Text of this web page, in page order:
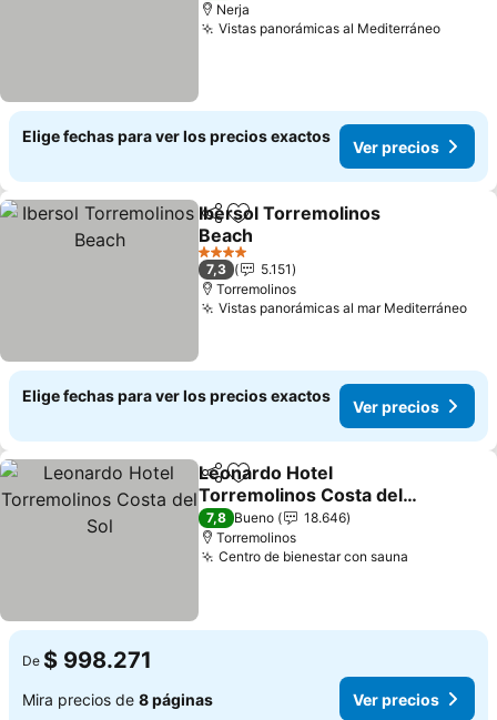
Nerja
Vistas panorámicas al Mediterráneo
Elige fechas para ver los precios exactos
Ver precios
CompartirAgregar a favoritos
Ibersol Torremolinos
Beach
4 Estrellas
7,3
5.151
Torremolinos
Vistas panorámicas al mar Mediterráneo
Elige fechas para ver los precios exactos
Ver precios
CompartirAgregar a favoritos
Leonardo Hotel
Torremolinos Costa del
Sol
7,8 Bueno
18.646
Torremolinos
Centro de bienestar con sauna
De $ 998.271
Mira precios de 8 páginas Ver precios